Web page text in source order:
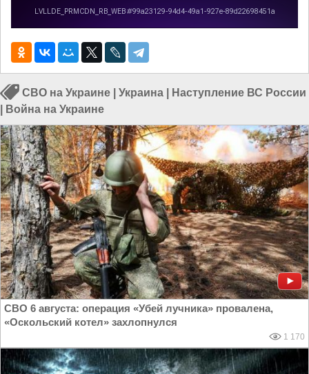
СВО на Украине Украина
Наступление ВС России
Война на Украине
СВО 6 августа: операция «Убей лучника» провалена,
«Оскольский котел» захлопнулся
1 170